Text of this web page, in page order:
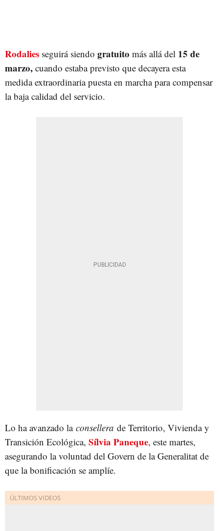
Rodalies seguirá siendo gratuito más allá del 15 de
marzo, cuando estaba previsto que decayera esta
medida extraordinaria puesta en marcha para compensar
la baja calidad del servicio.
Lo ha avanzado la consellera de Territorio, Vivienda y
Transición Ecológica, Sílvia Paneque, este martes,
asegurando la voluntad del Govern de la Generalitat de
que la bonificación se amplíe.